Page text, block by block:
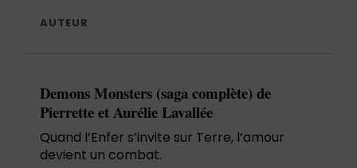
AUTEUR
Demons Monsters (saga complète) de
Pierrette et Aurélie Lavallée
Quand l’Enfer s’invite sur Terre, l’amour
devient un combat.